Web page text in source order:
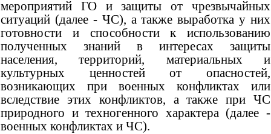
мероприятий ГО и защиты от чрезвычайных
ситуаций (далее - ЧС), а также выработка у них
готовности и способности к использованию
полученных знаний в интересах защиты
населения, территорий, материальных и
культурных ценностей от опасностей,
возникающих при военных конфликтах или
вследствие этих конфликтов, а также при ЧС
природного и техногенного характера (далее -
военных конфликтах и ЧС).